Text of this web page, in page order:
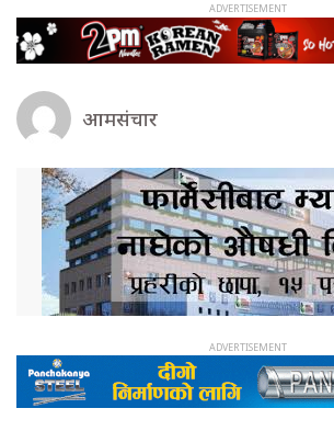
आमसंचार